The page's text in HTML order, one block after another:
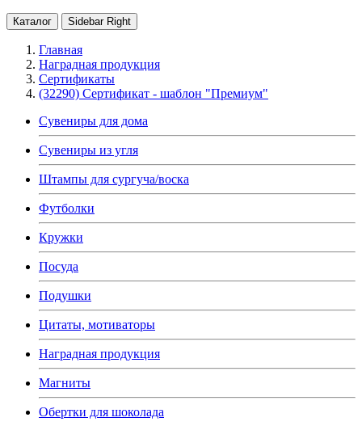
Каталог Sidebar Right
Главная
Наградная продукция
Сертификаты
(32290) Сертификат - шаблон "Премиум"
Сувениры для дома
Сувениры из угля
Штампы для сургуча/воска
Футболки
Кружки
Посуда
Подушки
Цитаты, мотиваторы
Наградная продукция
Магниты
Обертки для шоколада